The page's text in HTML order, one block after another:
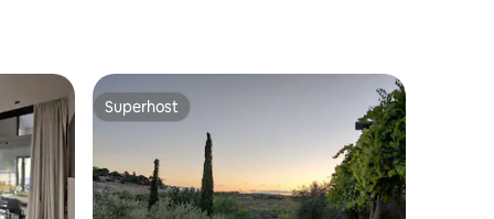
Superhost
Superhost